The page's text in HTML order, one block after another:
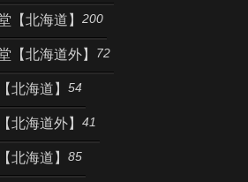
【北海道】 200
【北海道外】 72
北海道】 54
北海道外】 41
北海道】 85